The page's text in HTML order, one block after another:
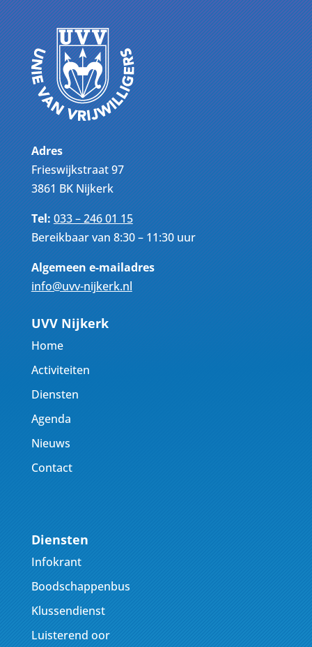
Adres
Frieswijkstraat 97
3861 BK Nijkerk
Tel:033 – 246 01 15
Bereikbaar van 8:30 – 11:30 uur
Algemeen e-mailadres
info@uvv-nijkerk.nl
UVV Nijkerk
Home
Activiteiten
Diensten
Agenda
Nieuws
Contact
Diensten
Infokrant
Boodschappenbus
Klussendienst
Luisterend oor